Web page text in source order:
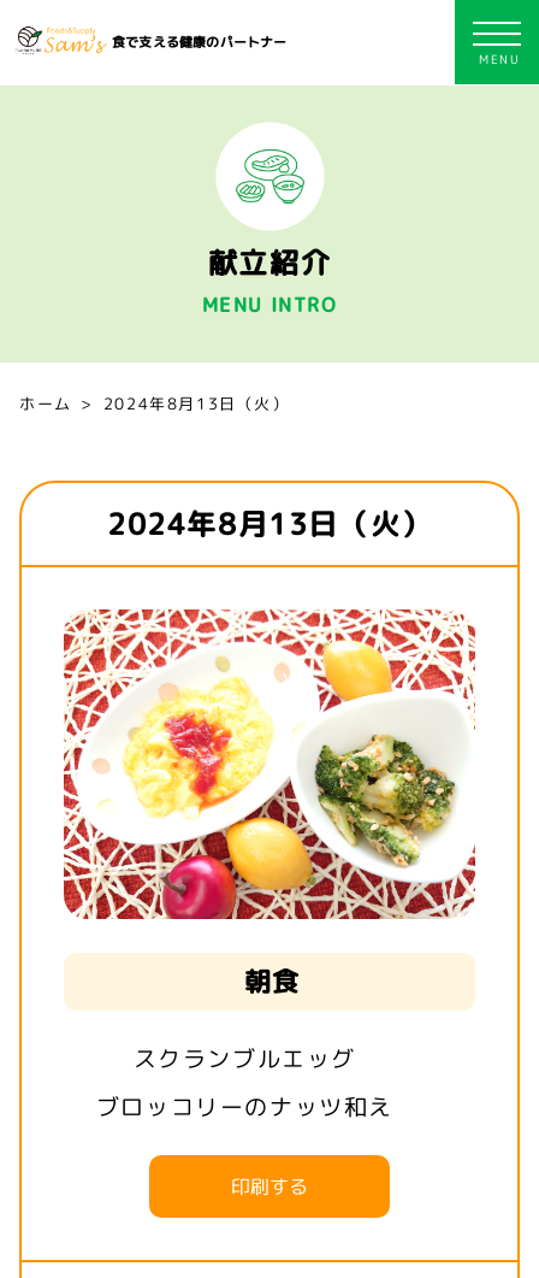
食で支える健康のパートナー
献立紹介
MENU INTRO
ホーム 2024年8月13日（火）
2024年8月13日（火）
朝食
スクランブルエッグ
ブロッコリーのナッツ和え
印刷する